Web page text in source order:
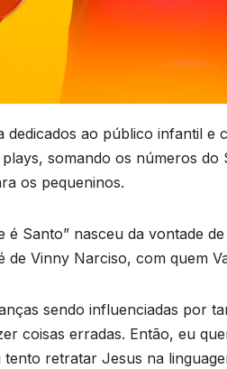
ao público infantil e
somando os números
os pequeninos.
é Santo” nasceu da vontade
Vinny Narciso, com quem
sendo influenciadas por
coisas erradas. Então, eu
tento retratar Jesus na